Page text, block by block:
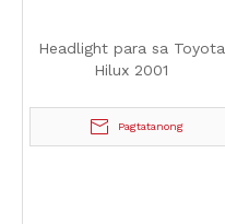
Headlight para sa Toyota
Hilux 2001
Pagtatanong